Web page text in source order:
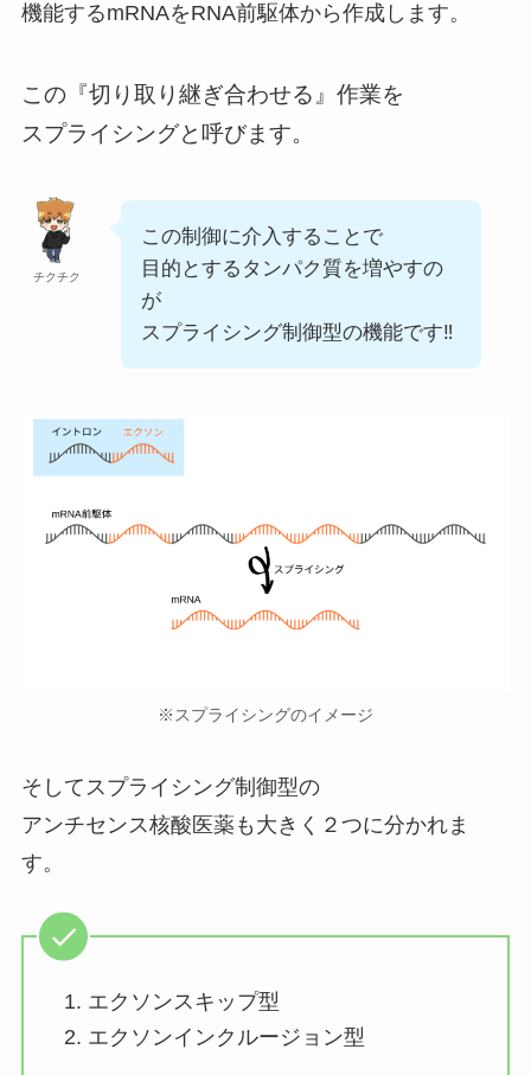
機能するmRNAをRNA前駆体から作成します。
この『切り取り継ぎ合わせる』作業を
スプライシングと呼びます。
チクチク
この制御に介入することで
目的とするタンパク質を増やすの
が
スプライシング制御型の機能です‼
※スプライシングのイメージ
そしてスプライシング制御型の
アンチセンス核酸医薬も大きく２つに分かれま
す。
エクソンスキップ型
エクソンインクルージョン型